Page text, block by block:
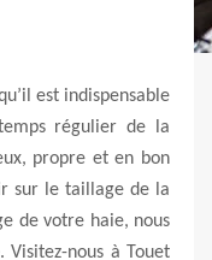
est indispensable
régulier de la
propre et en bon
sur le taillage de la
de votre haie, nous
Visitez-nous à Touet